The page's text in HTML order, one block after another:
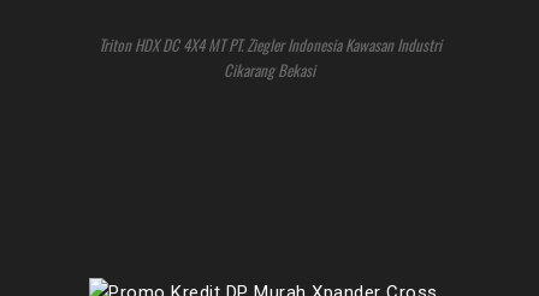
Triton HDX DC 4X4 MT PT. Ziegler Indonesia Kawasan Industri
Cikarang Bekasi